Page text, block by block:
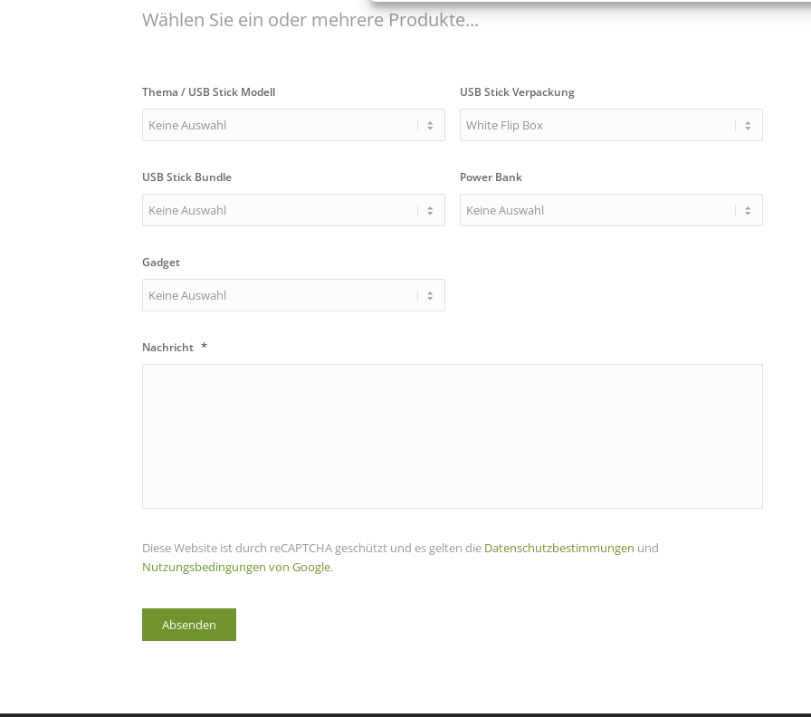
Wählen Sie ein oder mehrere Produkte...
Thema / USB Stick Modell USB Stick Verpackung
USB Stick Bundle Power Bank
Gadget
Nachricht *
Diese Website ist durch reCAPTCHA geschützt und es gelten die Datenschutzbestimmungen und
Nutzungsbedingungen von Google.